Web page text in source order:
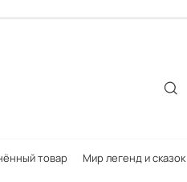
товар Мир легенд и сказок